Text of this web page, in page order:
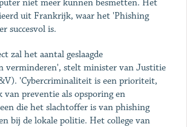
niet meer kunnen besmetten. Het
uit Frankrijk, waar het 'Phishing
succesvol is.
zal het aantal geslaagde
verminderen', stelt minister van Justitie
'Cybercriminaliteit is een prioriteit,
van preventie als opsporing en
die het slachtoffer is van phishing
bij de lokale politie. Het college van